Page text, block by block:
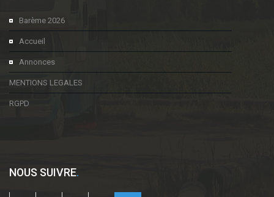
Barème 2026
Accueil
Annonces
MENTIONS LEGALES
RGPD
NOUS SUIVRE.